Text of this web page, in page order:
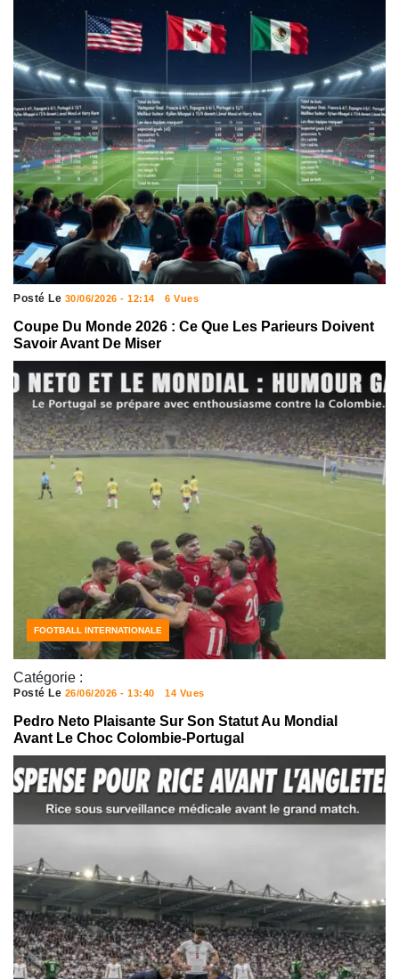
Posté Le 30/06/2026 - 12:14 6 Vues
Coupe Du Monde 2026 : Ce Que Les Parieurs Doivent
Savoir Avant De Miser
Catégorie :
FOOTBALL INTERNATIONALE
Posté Le 26/06/2026 - 13:40 14 Vues
Pedro Neto Plaisante Sur Son Statut Au Mondial
Avant Le Choc Colombie-Portugal